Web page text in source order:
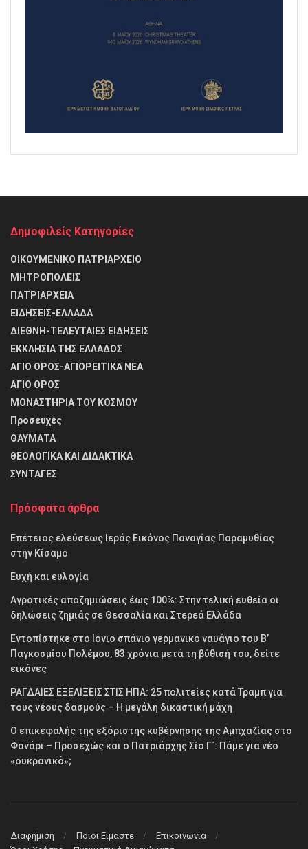
Δημοφιλείς Κατηγορίες
ΟΙΚΟΥΜΕΝΙΚΟ ΠΑΤΡΙΑΡΧΕΙΟ
ΜΗΤΡΟΠΟΛΕΙΣ
ΠΑΤΡΙΑΡΧΕΙΑ
ΕΙΔΗΣΕΙΣ-ΕΛΛΑΔΑ
ΔΙΕΘΝΗ-ΤΕΛΕΥΤΑΙΕΣ ΕΙΔΗΣΕΙΣ
ΕΚΚΛΗΣΙΑ ΤΗΣ ΕΛΛΑΔΟΣ
ΑΓΙΟ ΟΡΟΣ-ΑΓΙΟΡΕΙΤΙΚΑ ΝΕΑ
ΑΓΙΟ ΟΡΟΣ
ΜΟΝΑΣΤΗΡΙΑ ΤΟΥ ΚΟΣΜΟΥ
Προσευχές
ΘΑΥΜΑΤΑ
θΕΟΛΟΓΙΚΑ ΚΑΙ ΔΙΔΑΚΤΙΚΑ
ΣΥΝΤΑΓΕΣ
Πρόσφατα άρθρα
Επέτειος ελεύσεως Ιεράς Εικόνος Παναγίας Παραμυθίας
στην Κίσαμο
Ευχή και ευλογία
Αγροτικές αποζημιώσεις έως 100%: Στην τελική ευθεία οι
δηλώσεις ζημιάς σε Θεσσαλία και Στερεά Ελλάδα
Εντοπίστηκε στο Ιόνιο σπάνιο γερμανικό ναυάγιο του Β’
Παγκοσμίου Πολέμου, 83 χρόνια μετά τη βύθισή του, δείτε
εικόνες
ΡΑΓΔΑΙΕΣ ΕΞΕΛΙΞΕΙΣ ΣΤΙΣ ΗΠΑ: 25 πολιτείες κατά Τραμπ για
τους νέους δασμούς – Η μεγάλη δικαστική μάχη
Ο επικεφαλής της εξόριστης κυβέρνησης της Αμπχαζίας στο
Φανάρι – Προσεχώς και ο Πατριάρχης Σίο Γ΄: Πάμε για νέο
«ουκρανικό»;
Διαφήμιση Ποιοι Είμαστε
Επικοινωνία